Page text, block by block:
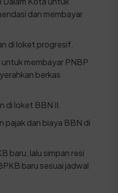
dan membayar
di loket progresif.
membayar PNBP
berkas
di loket BBN II.
pajak dan biaya BBN di
baru, lalu simpan resi
baru sesuai jadwal